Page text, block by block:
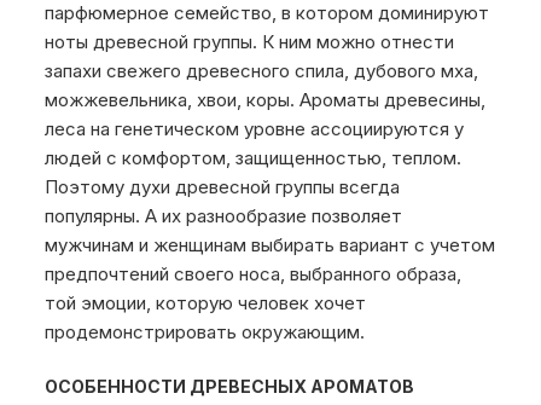
парфюмерное семейство, в котором доминируют
ноты древесной группы. К ним можно отнести
запахи свежего древесного спила, дубового мха,
можжевельника, хвои, коры. Ароматы древесины,
леса на генетическом уровне ассоциируются у
людей с комфортом, защищенностью, теплом.
Поэтому духи древесной группы всегда
популярны. А их разнообразие позволяет
мужчинам и женщинам выбирать вариант с учетом
предпочтений своего носа, выбранного образа,
той эмоции, которую человек хочет
продемонстрировать окружающим.
ОСОБЕННОСТИ ДРЕВЕСНЫХ АРОМАТОВ